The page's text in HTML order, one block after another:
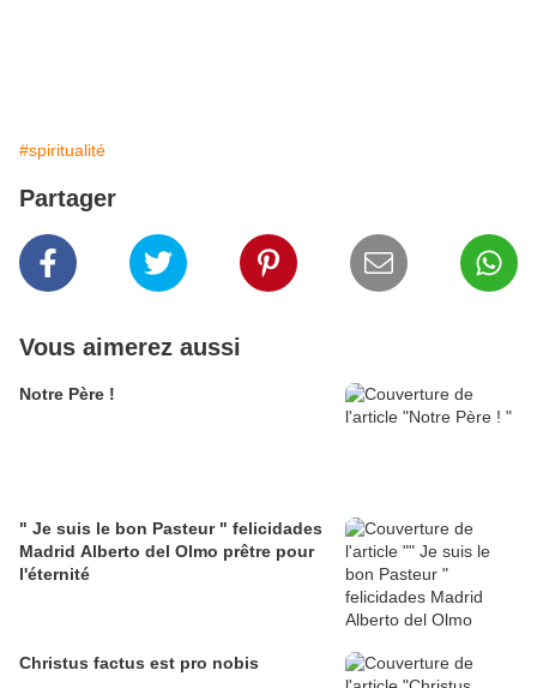
#spiritualité
Partager
Vous aimerez aussi
Notre Père !
" Je suis le bon Pasteur " felicidades
Madrid Alberto del Olmo prêtre pour
l'éternité
Christus factus est pro nobis